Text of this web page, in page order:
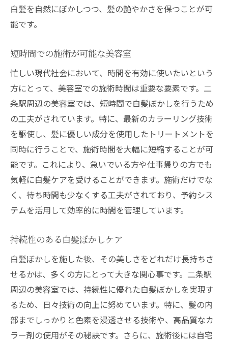
白髪を自然にぼかしつつ、髪の艶やかさを保つことが可
能です。
短時間での施術が可能な美容室
忙しい現代社会において、時間を有効に使いたいという
方にとって、美容室での施術時間は重要な要素です。二
条駅周辺の美容室では、短時間で白髪ぼかしを行うため
の工夫がされています。特に、最新のカラーリング技術
を駆使し、髪に優しい成分を使用したトリートメントを
同時に行うことで、施術時間を大幅に短縮することが可
能です。これにより、急いでいる方や仕事帰りの方でも
気軽に白髪ケアを受けることができます。施術だけでな
く、待ち時間も少なくする工夫がされており、予約シス
テムを活用して効率的に時間を管理しています。
持続性のある白髪ぼかしケア
白髪ぼかしを施した後、その美しさをどれだけ長持ちさ
せるかは、多くの方にとって大きな関心事です。二条駅
周辺の美容室では、持続性に優れた白髪ぼかしを実現す
るため、日々技術の向上に努めています。特に、髪の内
部までしっかりと色素を浸透させる技術や、高品質なカ
ラー剤の使用がその秘訣です。さらに、施術後には自宅